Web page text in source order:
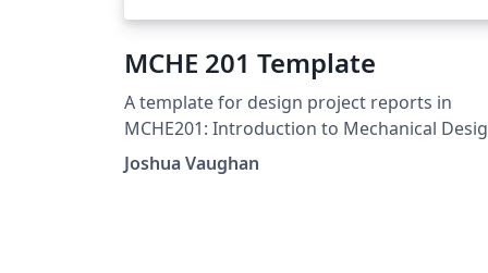
MCHE 201 Template
A template for design project reports in
MCHE201: Introduction to Mechanical
at the University of Louisiana at Lafayette. For
more information on the class, see:
Joshua Vaughan